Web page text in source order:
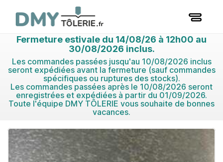
Fermeture estivale du 14/08/26 à 12h00 au
30/08/2026 inclus.
Les commandes passées jusqu'au 10/08/2026 inclus
seront expédiées avant la fermeture (sauf commandes
spécifiques ou ruptures des stocks).
Les commandes passées après le 10/08/2026 seront
enregistrées et expédiées à partir du 01/09/2026.
Toute l'équipe DMY TÔLERIE vous souhaite de bonnes
vacances.